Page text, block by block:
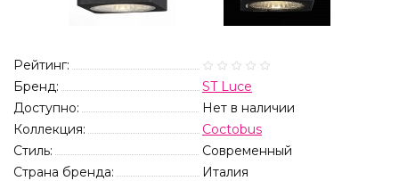
Рейтинг:
Бренд:
ST Luce
Доступно:
Нет в наличии
Коллекция:
Coctobus
Стиль:
Современный
Страна бренда:
Италия